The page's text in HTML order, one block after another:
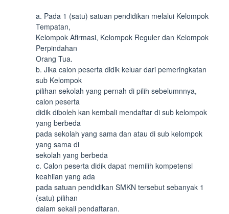
a. Pada 1 (satu) satuan pendidikan melalui Kelompok
Tempatan,
Kelompok Afirmasi, Kelompok Reguler dan Kelompok
Perpindahan
Orang Tua.
b. Jika calon peserta didik keluar dari pemeringkatan
sub Kelompok
pilihan sekolah yang pernah di pilih sebelumnnya,
calon peserta
didik diboleh kan kembali mendaftar di sub kelompok
yang berbeda
pada sekolah yang sama dan atau di sub kelompok
yang sama di
sekolah yang berbeda
c. Calon peserta didik dapat memilih kompetensi
keahlian yang ada
pada satuan pendidikan SMKN tersebut sebanyak 1
(satu) pilihan
dalam sekali pendaftaran.